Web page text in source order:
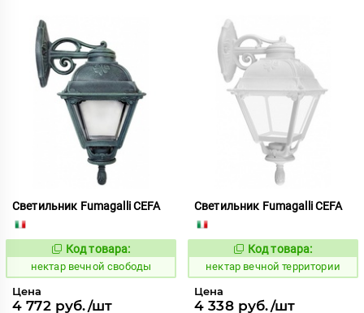
Светильник Fumagalli CEFA
Код:
1126710
Код товара:
нектар вечной свободы
Цена
4 772 руб./шт
Светильник Fumagalli CEFA
Код:
1126729
Код товара:
нектар вечной территории
Цена
4 338 руб./шт